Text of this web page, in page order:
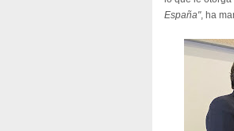
España", ha